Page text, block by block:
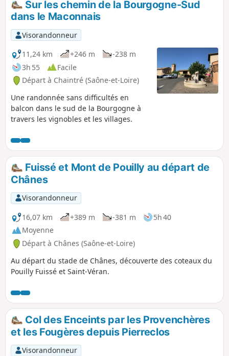
Sur les chemin de la Bourgogne-Sud
dans le Maconnais
Visorandonneur
11,24 km
+246 m
-238 m
3h 55
Facile
Départ à Chaintré (Saône-et-Loire)
Une randonnée sans difficultés en
balcon dans le sud de la Bourgogne à
travers les vignobles et les villages.
Fuissé et Mont de Pouilly au départ de
Chânes
Visorandonneur
16,07 km
+389 m -381 m
5h 40
Moyenne
Départ à Chânes (Saône-et-Loire)
Au départ du stade de Chânes, découverte des coteaux du
Pouilly Fuissé et Saint-Véran.
Col des Enceints par les Provenchères
et les Fougères depuis Pierreclos
Visorandonneur